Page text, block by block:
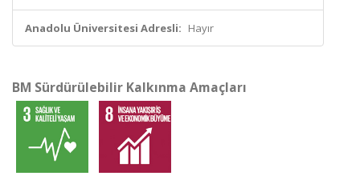
Anadolu Üniversitesi Adresli: Hayır
BM Sürdürülebilir Kalkınma Amaçları